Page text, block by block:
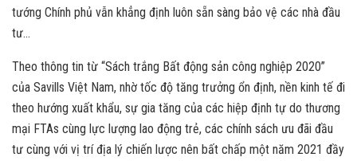
tướng Chính phủ vẫn khẳng định luôn sẵn sàng bảo vệ các nhà đầu
tư…
Theo thông tin từ “Sách trắng Bất động sản công nghiệp 2020”
của Savills Việt Nam, nhờ tốc độ tăng trưởng ổn định, nền kinh tế đi
theo hướng xuất khẩu, sự gia tăng của các hiệp định tự do thương
mại FTAs cùng lực lượng lao động trẻ, các chính sách ưu đãi đầu
tư cùng với vị trí địa lý chiến lược nên bất chấp một năm 2021 đầy